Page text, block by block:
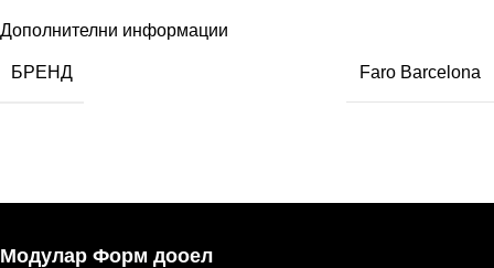
Дополнителни информации
БРЕНД Faro Barcelona
Модулар Форм дооел